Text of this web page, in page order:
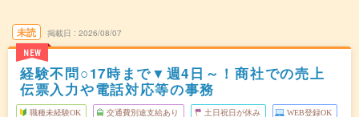
未読
NEW
掲載日 2026/08/07
経験不問○17時まで▼週4日～！商社での売上
伝票入力や電話対応等の事務
職種未経験OK 交通費別途支給あり 土日祝日が休み WEB登録OK